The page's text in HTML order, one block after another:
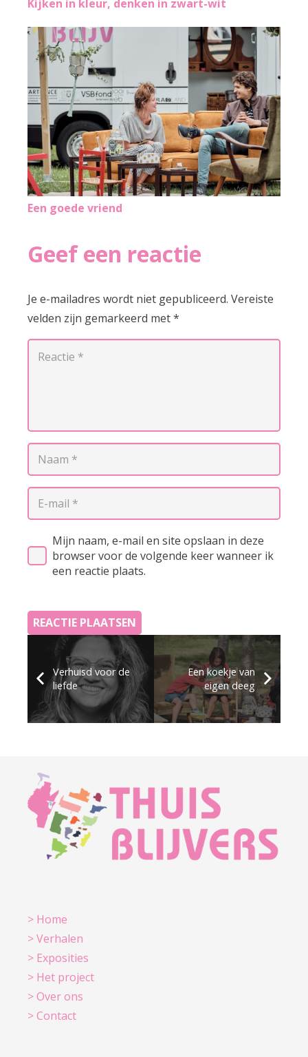
Kijken in kleur, denken in zwart-wit
Een goede vriend
Geef een reactie
Je e-mailadres wordt niet gepubliceerd. Vereiste
velden zijn gemarkeerd met*
Mijn naam, e-mail en site opslaan in deze
browser voor de volgende keer wanneer ik
een reactie plaats.
REACTIE PLAATSEN
Verhuisd voor de
liefde
Een koekje van
eigen deeg
> Home
> Verhalen
> Exposities
> Het project
> Over ons
> Contact